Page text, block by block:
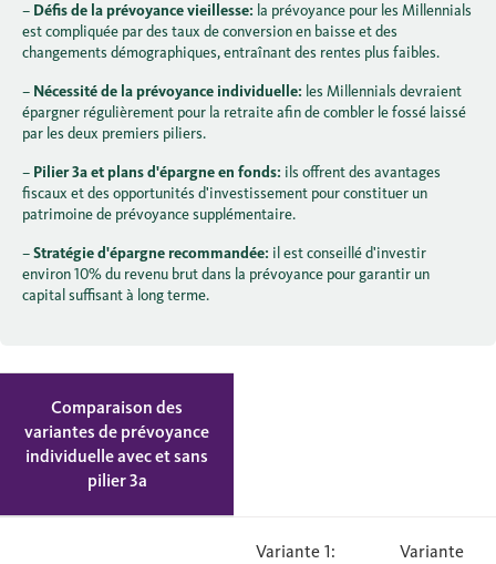
– Défis de la prévoyance vieillesse: la prévoyance pour les Millennials
est compliquée par des taux de conversion en baisse et des
changements démographiques, entraînant des rentes plus faibles.
– Nécessité de la prévoyance individuelle: les Millennials devraient
épargner régulièrement pour la retraite afin de combler le fossé laissé
par les deux premiers piliers.
– Pilier 3a et plans d'épargne en fonds: ils offrent des avantages
fiscaux et des opportunités d'investissement pour constituer un
patrimoine de prévoyance supplémentaire.
–Stratégie d'épargne recommandée: il est conseillé d'investir
environ 10% du revenu brut dans la prévoyance pour garantir un
capital suffisant à long terme.
Comparaison des
variantes de prévoyance
individuelle avec et sans
pilier 3a
Variante 1:
Variante